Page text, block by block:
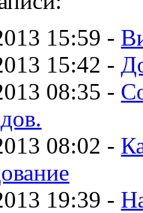
15:59 -
15:42 -
08:35 -
08:02 -
19:39 -